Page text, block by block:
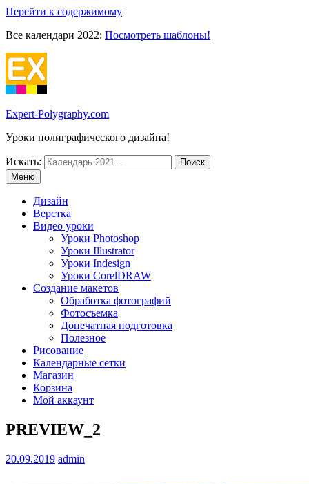
Перейти к содержимому
Все календари 2022: Посмотреть шаблоны!
Expert-Polygraphy.com
Уроки полиграфического дизайна!
Искать:
Меню
Дизайн
Верстка
Видео уроки
Уроки Photoshop
Уроки Illustrator
Уроки Indesign
Уроки CorelDRAW
Создание макетов
Обработка фотографий
Фотосъемка
Допечатная подготовка
Полезное
Рисование
Календарные сетки
Магазин
Корзина
Мой аккаунт
PREVIEW_2
20.09.2019 admin